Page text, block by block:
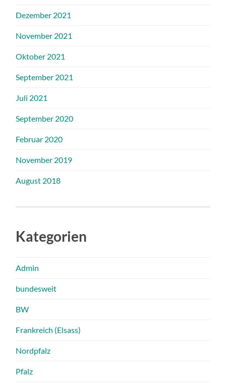
Dezember 2021
November 2021
Oktober 2021
September 2021
Juli 2021
September 2020
Februar 2020
November 2019
August 2018
Kategorien
Admin
bundesweit
BW
Frankreich (Elsass)
Nordpfalz
Pfalz